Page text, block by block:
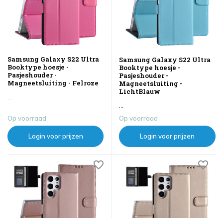
Samsung Galaxy S22 Ultra
Booktype hoesje -
Pasjeshouder -
Magneetsluiting - Felroze
...
Op voorraad
Login voor prijzen
Samsung Galaxy S22 Ultra
Booktype hoesje -
Pasjeshouder -
Magneetsluiting -
LichtBlauw
...
Op voorraad
Login voor prijzen